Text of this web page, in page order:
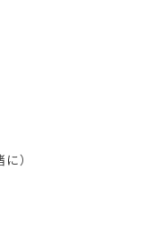
）